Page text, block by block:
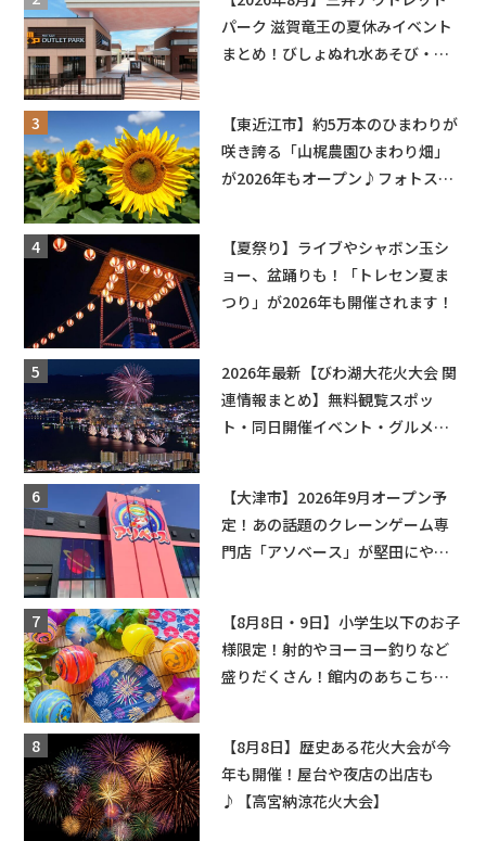
パーク 滋賀竜王の夏休みイベント
まとめ！びしょぬれ水あそび・激
【東近江市】約5万本のひまわりが
咲き誇る「山梶農園ひまわり畑」
が2026年もオープン♪フォトスポ
【夏祭り】ライブやシャボン玉シ
ョー、盆踊りも！「トレセン夏ま
つり」が2026年も開催されます！
2026年最新【びわ湖大花火大会 関
連情報まとめ】無料観覧スポッ
ト・同日開催イベント・グルメマ
【大津市】2026年9月オープン予
定！あの話題のクレーンゲーム専
門店「アソベース」が堅田にやっ
【8月8日・9日】小学生以下のお子
様限定！射的やヨーヨー釣りなど
盛りだくさん！館内のあちこちに
【8月8日】歴史ある花火大会が今
年も開催！屋台や夜店の出店も
♪【高宮納涼花火大会】